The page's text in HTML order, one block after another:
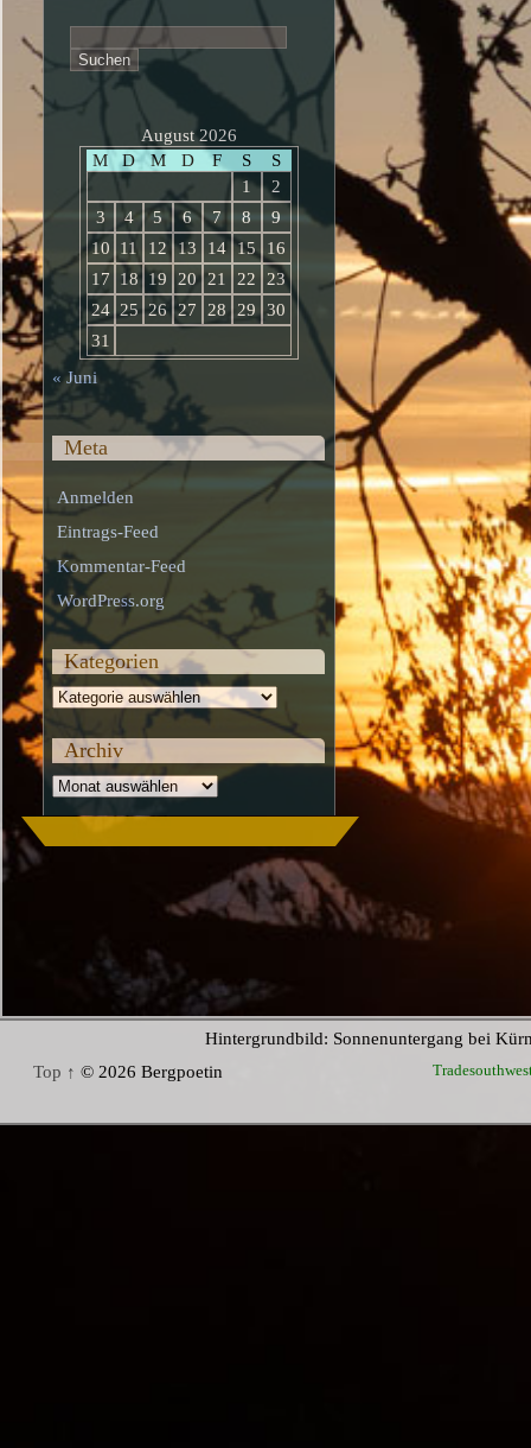
nach:
August 2026
M
D M D F S
S
1
2
3
4 5 6 7 8
9
10
11 12 13 14 15
16
17
18 19 20 21 22
23
24 25 26 27 28 29
30
31
« Juni
Meta
Anmelden
Eintrags-Feed
Kommentar-Feed
WordPress.org
Kategorien
Kategorien
Archiv
Archiv
Hintergrundbild: Sonnenuntergang bei
Top ↑ © 2026 Bergpoetin